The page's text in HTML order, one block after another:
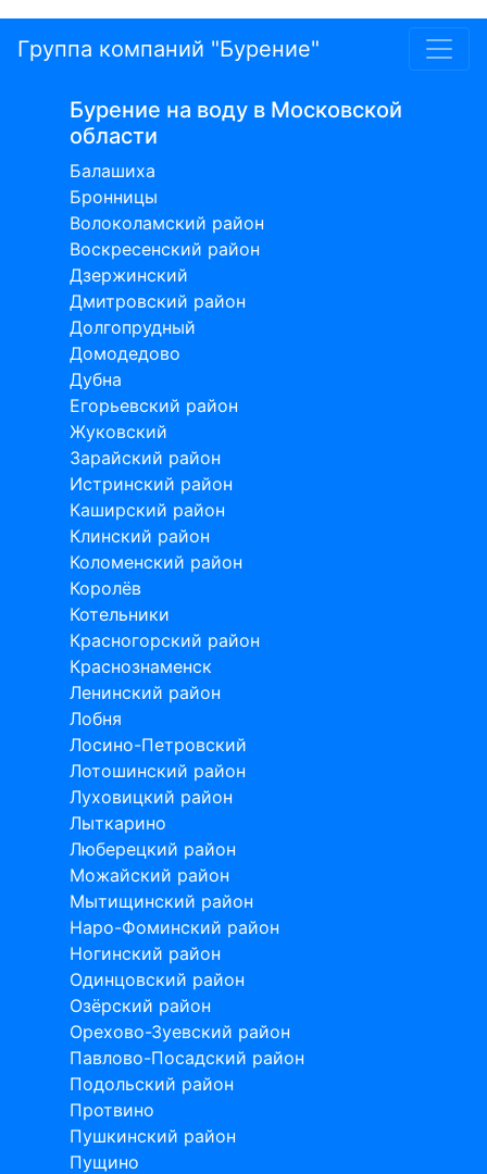
Группа компаний "Бурение"
Бурение на воду в Московской
области
Балашиха
Бронницы
Волоколамский район
Воскресенский район
Дзержинский
Дмитровский район
Долгопрудный
Домодедово
Дубна
Егорьевский район
Жуковский
Зарайский район
Истринский район
Каширский район
Клинский район
Коломенский район
Королёв
Котельники
Красногорский район
Краснознаменск
Ленинский район
Лобня
Лосино-Петровский
Лотошинский район
Луховицкий район
Лыткарино
Люберецкий район
Можайский район
Мытищинский район
Наро-Фоминский район
Ногинский район
Одинцовский район
Озёрский район
Орехово-Зуевский район
Павлово-Посадский район
Подольский район
Протвино
Пушкинский район
Пущино